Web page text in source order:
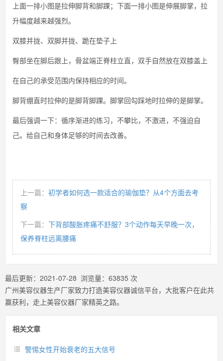
上面一排小图是拉伸脚背和脚踝；下面一排小图是伸展脚掌，拉
升幅度越来越强烈。
双膝并拢、双脚并拢、跪在垫子上
臀部坐在脚后跟上，骨盆端正脊柱立直，双手自然放在双膝盖上
在自己的承受范围内保持相应的时间。
脚背绷直时拉伸的是脚背脚踝。脚掌回勾踩地时拉伸的是脚掌。
最后强调一下：循序渐进的练习，不攀比，不激进，不强迫自
己。给自己和身体足够的时间去改善。
上一篇： 初学者如何选一款适合的瑜伽垫？从4个方面去考
察
下一篇： 下背部酸胀疼痛不舒服？3个动作每天早晚一次，
保养脊柱远离腰痛
最后更新： 2021-07-28 浏览量： 63835 次
广州美容仪器生产厂家致力打造美容仪器诚信平台，大批客户在此共
赢获利，走上美容仪器厂家精英之路。
相关文章
警惕女性开始衰老的五大信号